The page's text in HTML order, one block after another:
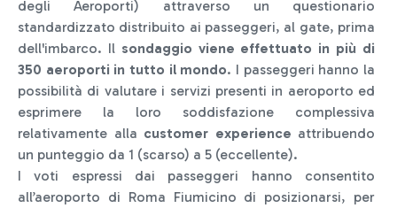
degli Aeroporti) attraverso un questionario
standardizzato distribuito ai passeggeri, al gate, prima
dell'imbarco. Il sondaggio viene effettuato in più di
350 aeroporti in tutto il mondo. I passeggeri hanno la
possibilità di valutare i servizi presenti in aeroporto ed
esprimere la loro soddisfazione complessiva
relativamente alla customer experience attribuendo
un punteggio da 1 (scarso) a 5 (eccellente).
I voti espressi dai passeggeri hanno consentito
all’aeroporto di Roma Fiumicino di posizionarsi, per